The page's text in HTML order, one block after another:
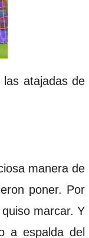
atajadas de
manera de
poner. Por
marcar. Y
a espalda del